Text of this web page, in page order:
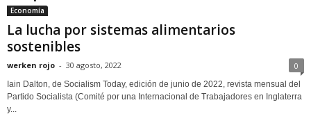
Economía
La lucha por sistemas alimentarios
sostenibles
werken rojo - 30 agosto, 2022 0
Iain Dalton, de Socialism Today, edición de junio de 2022, revista mensual del
Partido Socialista (Comité por una Internacional de Trabajadores en Inglaterra
y...